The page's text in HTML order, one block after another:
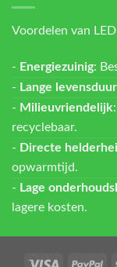
Voordelen van
- Energiezuinig:
- Lange levensduur
- Milieuvriendelijk
recyclebaar.
- Directe
opwarmtijd.
- Lage
lagere kosten.